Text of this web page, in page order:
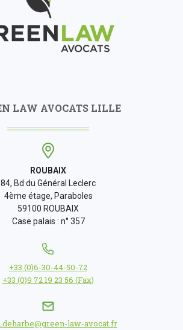
LAW AVOCATS LILLE
ROUBAIX
84, Bd du Général Leclerc
4ème étage, Paraboles
59100 ROUBAIX
Case palais : n° 357
+33 (0)6-30-44-50-72
+33 (0)9 72 19 23 56 (Fax)
law-avocat.fr